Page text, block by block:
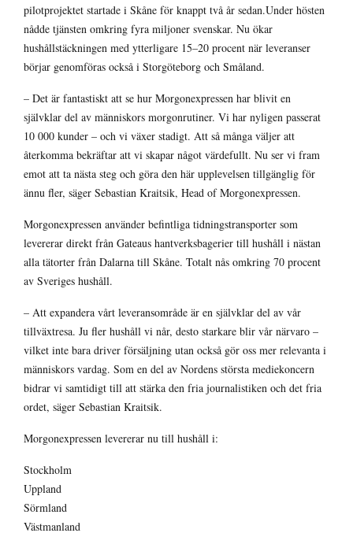
pilotprojektet startade i Skåne för knappt två år sedan.Under hösten
nådde tjänsten omkring fyra miljoner svenskar. Nu ökar
hushållstäckningen med ytterligare 15–20 procent när leveranser
börjar genomföras också i Storgöteborg och Småland.
– Det är fantastiskt att se hur Morgonexpressen har blivit en
självklar del av människors morgonrutiner. Vi har nyligen passerat
10 000 kunder – och vi växer stadigt. Att så många väljer att
återkomma bekräftar att vi skapar något värdefullt. Nu ser vi fram
emot att ta nästa steg och göra den här upplevelsen tillgänglig för
ännu fler, säger Sebastian Kraitsik, Head of Morgonexpressen.
Morgonexpressen använder befintliga tidningstransporter som
levererar direkt från Gateaus hantverksbagerier till hushåll i nästan
alla tätorter från Dalarna till Skåne. Totalt nås omkring 70 procent
av Sveriges hushåll.
– Att expandera vårt leveransområde är en självklar del av vår
tillväxtresa. Ju fler hushåll vi når, desto starkare blir vår närvaro –
vilket inte bara driver försäljning utan också gör oss mer relevanta i
människors vardag. Som en del av Nordens största mediekoncern
bidrar vi samtidigt till att stärka den fria journalistiken och det fria
ordet, säger Sebastian Kraitsik.
Morgonexpressen levererar nu till hushåll i:
Stockholm
Uppland
Sörmland
Västmanland